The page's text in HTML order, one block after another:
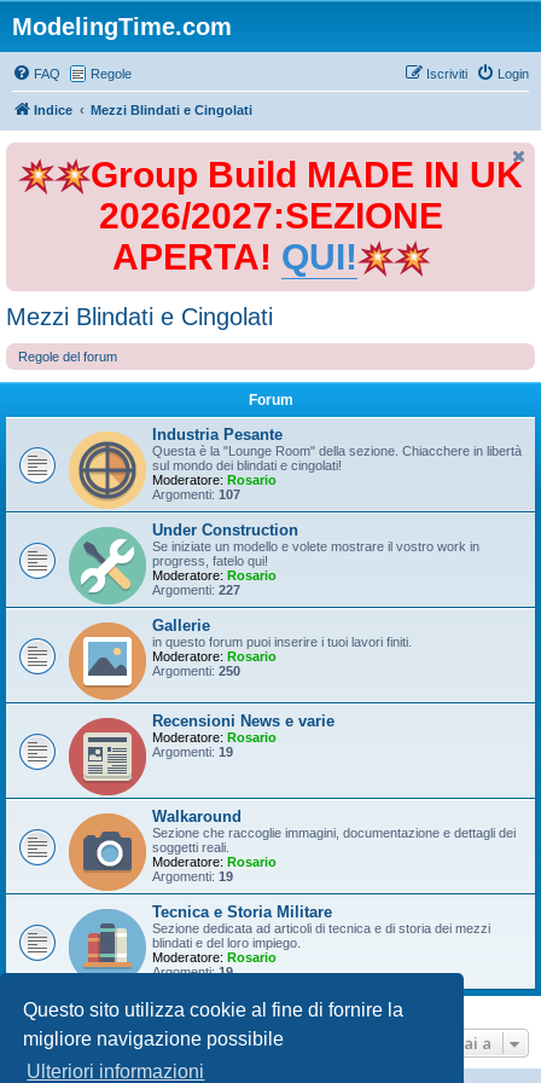
Questo sito utilizza cookie al fine di fornire la
migliore navigazione possibile
Ulteriori informazioni
ModelingTime.com
FAQ Regole Login
Iscriviti
Indice Mezzi Blindati e Cingolati
Group Build MADE IN UK
2026/2027:SEZIONE
APERTA! QUI!
Mezzi Blindati e Cingolati
Regole del forum
Forum
Industria Pesante
Questa è la "Lounge Room" della sezione. Chiacchere in libertà
sul mondo dei blindati e cingolati!
Moderatore: Rosario
Argomenti: 107
Under Construction
Se iniziate un modello e volete mostrare il vostro work in
progress, fatelo qui!
Moderatore: Rosario
Argomenti: 227
Gallerie
in questo forum puoi inserire i tuoi lavori finiti.
Moderatore: Rosario
Argomenti: 250
Recensioni News e varie
Moderatore: Rosario
Argomenti: 19
Walkaround
Sezione che raccoglie immagini, documentazione e dettagli dei
soggetti reali.
Moderatore: Rosario
Argomenti: 19
Tecnica e Storia Militare
Sezione dedicata ad articoli di tecnica e di storia dei mezzi
blindati e del loro impiego.
Moderatore: Rosario
Argomenti:19
Vai a